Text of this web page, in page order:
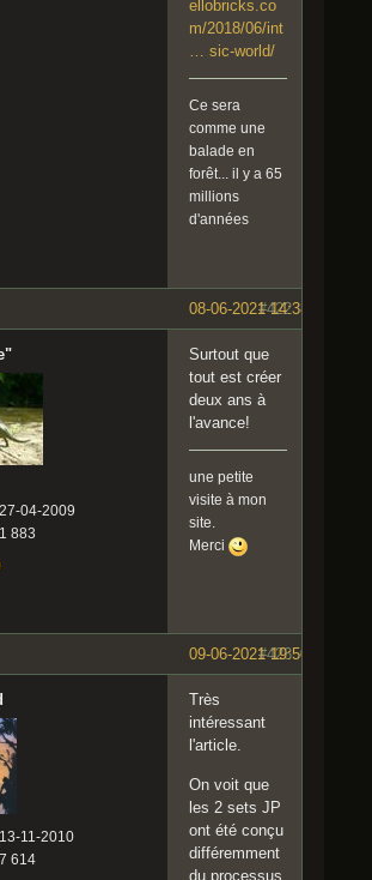
ellobricks.co
m/2018/06/int
… sic-world/
Ce sera
comme une
balade en
forêt... il y a 65
millions
d'années
#422
08-06-2021 14:38:26
04-2009
883
Surtout que
tout est créer
deux ans à
l'avance!
une petite
visite à mon
site.
Merci
#423
09-06-2021 19:50:15
11-2010
614
Très
intéressant
l'article.
On voit que
les 2 sets JP
ont été conçu
différemment
du processus